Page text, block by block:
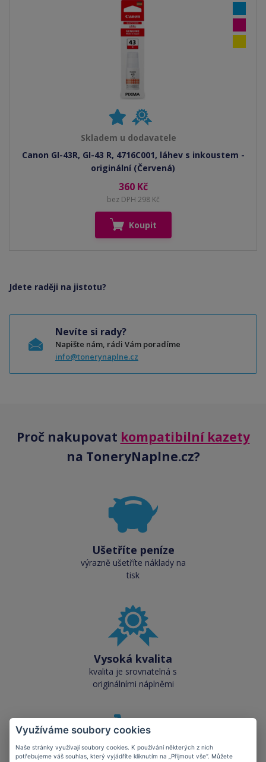
Skladem u dodavatele
Canon GI-43R, GI-43 R, 4716C001, láhev s inkoustem -
originální (Červená)
360 Kč
bez DPH 298 Kč
Koupit
Jdete raději na jistotu?
Nevíte si rady?
Napište nám, rádi Vám poradíme
info@tonerynaplne.cz
Proč nakupovat kompatibilní kazety
na ToneryNaplne.cz?
Ušetříte peníze
výrazně ušetříte náklady na
tisk
Vysoká kvalita
kvalita je srovnatelná s
originálními náplněmi
Využíváme soubory cookies
Naše stránky využívají soubory cookies. K používání některých z nich
potřebujeme váš souhlas, který vyjádříte kliknutím na „Přijmout vše“. Můžete